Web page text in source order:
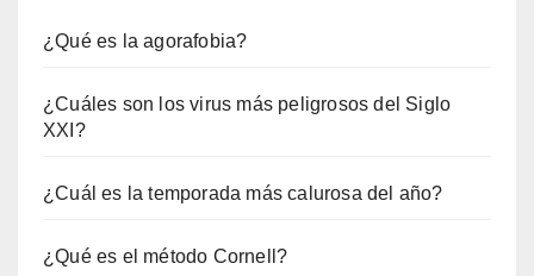
¿Qué es la agorafobia?
¿Cuáles son los virus más peligrosos del Siglo
XXI?
¿Cuál es la temporada más calurosa del año?
¿Qué es el método Cornell?